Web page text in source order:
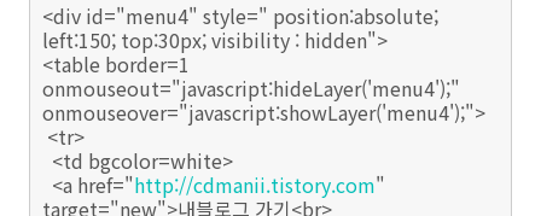
<div id="menu4" style=" position:absolute;
left:150; top:30px; visibility : hidden">
<table border=1
onmouseout="javascript:hideLayer('menu4');"
onmouseover="javascript:showLayer('menu4');">
<tr>
<td bgcolor=white>
<a href="http://cdmanii.tistory.com"
target="new">내블로그 가기<br>